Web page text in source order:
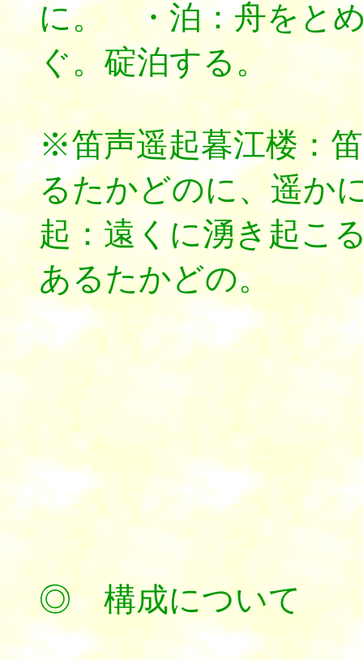
に。 ・泊：舟をと
ぐ。碇泊する。
※笛声遥起暮江楼：
るたかどのに、遥か
起：遠くに湧き起こ
あるたかどの。
◎ 構成について